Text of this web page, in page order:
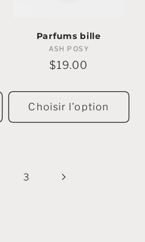
Parfums bille
Marchands
:
ASH POSY
Prix
$19.00
Choisir l'option
3